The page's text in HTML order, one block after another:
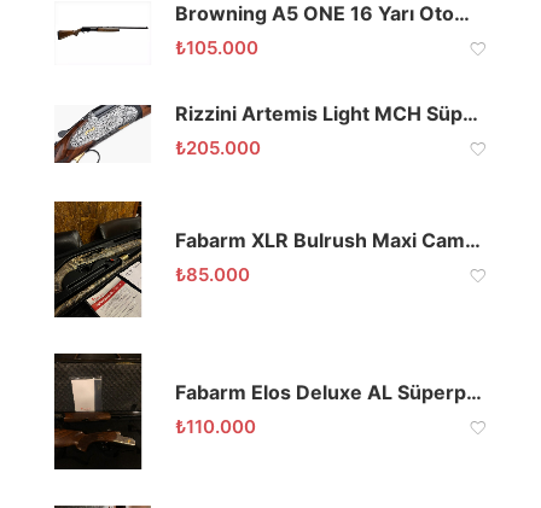
Browning A5 ONE 16 Yarı Otomatik
₺105.000
Rizzini Artemis Light MCH Süperpoze Av Tüfeği
₺205.000
Fabarm XLR Bulrush Maxi Camo Max5 Yarı Otomatik
₺85.000
Fabarm Elos Deluxe AL Süperpoze
₺110.000